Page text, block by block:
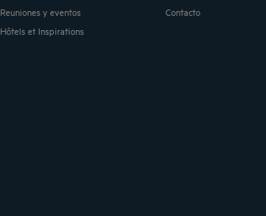
Reuniones y eventos
Hôtels et Inspirations
Contacto